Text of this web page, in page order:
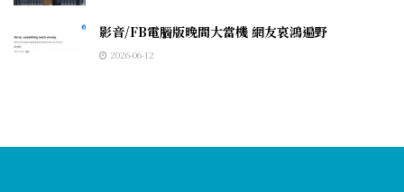
影音/FB電腦版晚間大當機 網友哀鴻遍野
2026-06-12